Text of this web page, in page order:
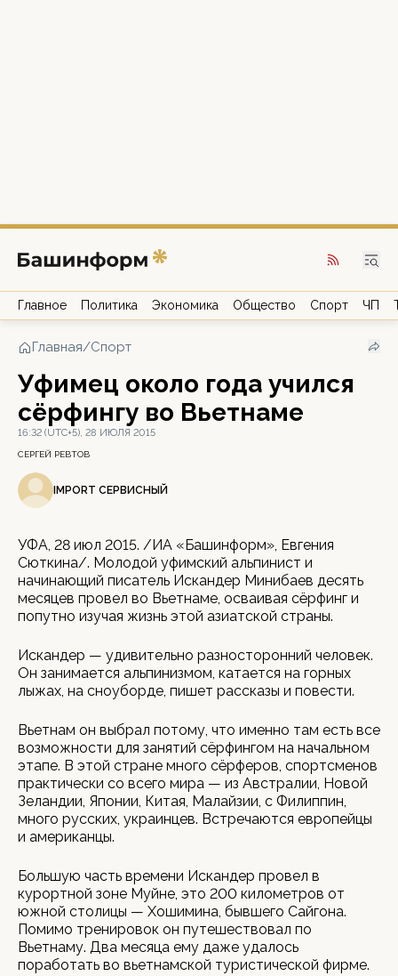
Главное Политика Экономика Общество Спорт ЧП
Главная/Спорт
Уфимец около года учился
сёрфингу во Вьетнаме
16:32 (UTC+5), 28 ИЮЛЯ 2015
СЕРГЕЙ РЕВТОВ
IMPORT СЕРВИСНЫЙ
УФА, 28 июл 2015. /ИА «Башинформ», Евгения
Сюткина/. Молодой уфимский альпинист и
начинающий писатель Искандер Минибаев десять
месяцев провел во Вьетнаме, осваивая сёрфинг и
попутно изучая жизнь этой азиатской страны.
Искандер — удивительно разносторонний человек.
Он занимается альпинизмом, катается на горных
лыжах, на сноуборде, пишет рассказы и повести.
Вьетнам он выбрал потому, что именно там есть все
возможности для занятий сёрфингом на начальном
этапе. В этой стране много сёрферов, спортсменов
практически со всего мира — из Австралии, Новой
Зеландии, Японии, Китая, Малайзии, с Филиппин,
много русских, украинцев. Встречаются европейцы
и американцы.
Большую часть времени Искандер провел в
курортной зоне Муйне, это 200 километров от
южной столицы — Хошимина, бывшего Сайгона.
Помимо тренировок он путешествовал по
Вьетнаму. Два месяца ему даже удалось
поработать во вьетнамской туристической фирме.